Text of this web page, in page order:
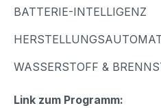
BATTERIE-INTELLIGENZ
WASSERSTOFF &
Link zum Programm: